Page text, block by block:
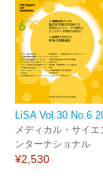
LiSA Vol.30 No.6
メディカル・サイエ
ンターナショナル
¥2,530